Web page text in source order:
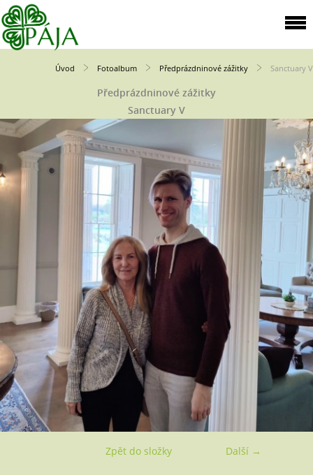
Úvod Fotoalbum Předprázdninové zážitky Sanctuary V
Předprázdninové zážitky
Sanctuary V
Další →
Zpět do složky